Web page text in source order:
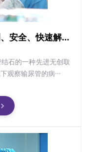
输尿管镜下无创取石术：无创、安全、快速解决梗阻/积水
石的一种先进无创取
观察输尿管的病···